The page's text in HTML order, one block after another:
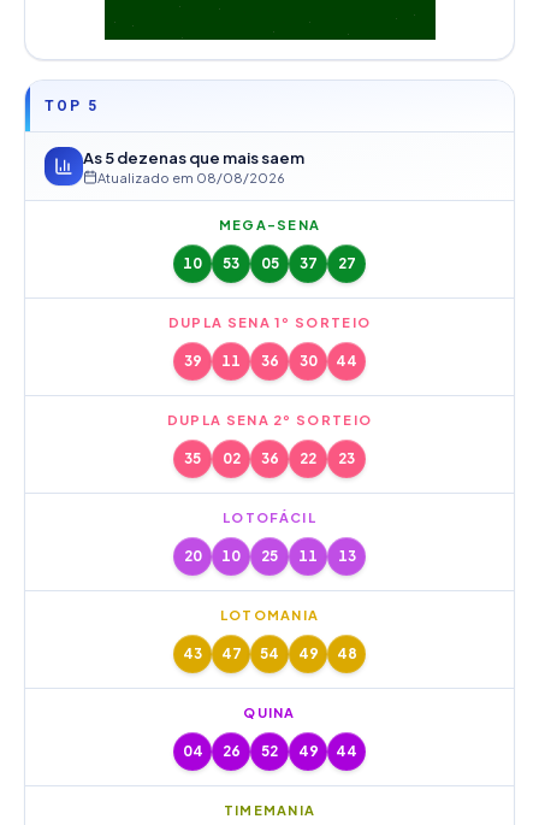
TOP 5
As 5 dezenas que mais saem
Atualizado em 08/08/2026
MEGA-SENA
10 53 05 37 27
DUPLA SENA 1º SORTEIO
39 11 36 30 44
DUPLA SENA 2º SORTEIO
35 02 36 22 23
LOTOFÁCIL
20 10 25 11 13
LOTOMANIA
43 47 54 49 48
QUINA
04 26 52 49 44
TIMEMANIA